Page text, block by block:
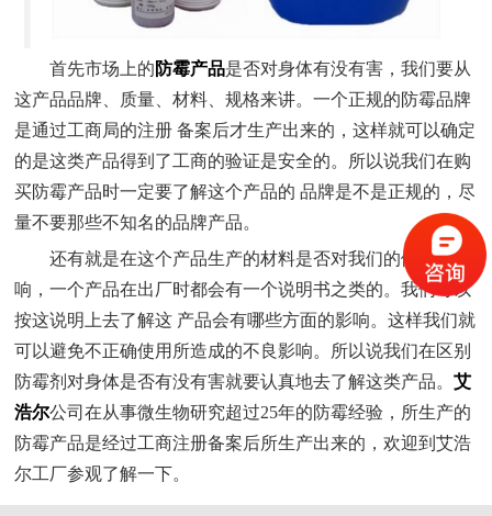
首先市场上的 防霉产品是否对身体有没有害，我们要从
这产品品牌、质量、材料、规格来讲。一个正规的防霉品牌
是通过工商局的注册 备案后才生产出来的，这样就可以确定
的是这类产品得到了工商的验证是安全的。所以说我们在购
买防霉产品时一定要了解这个产品的 品牌是不是正规的，尽
量不要那些不知名的品牌产品。
还有就是在这个产品生产的材料是否对我们的健康有影
响，一个产品在出厂时都会有一个说明书之类的。我们可以
按这说明上去了解这 产品会有哪些方面的影响。这样我们就
可以避免不正确使用所造成的不良影响。所以说我们在区别
防霉剂对身体是否有没有害就要认真地去了解这类产品。艾
浩尔公司在从事微生物研究超过25年的防霉经验，所生产的
防霉产品是经过工商注册备案后所生产出来的，欢迎到艾浩
尔工厂参观了解一下。